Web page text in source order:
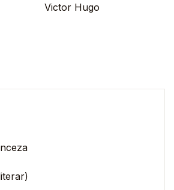
Victor Hugo